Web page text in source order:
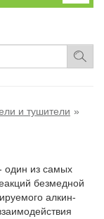
и тушители
один из самых
безмедной
алкин-